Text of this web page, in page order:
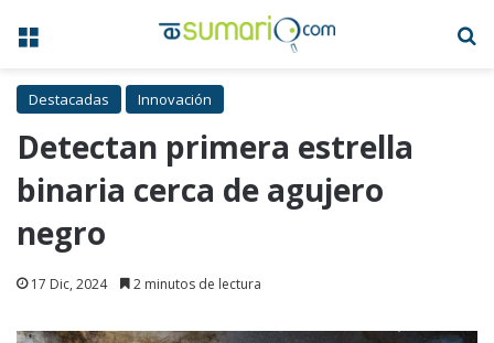
Menú
Destacadas Innovación
Detectan primera estrella
binaria cerca de agujero
negro
17 Dic, 2024 2 minutos de lectura